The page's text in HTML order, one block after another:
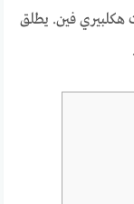
فين. يطلق